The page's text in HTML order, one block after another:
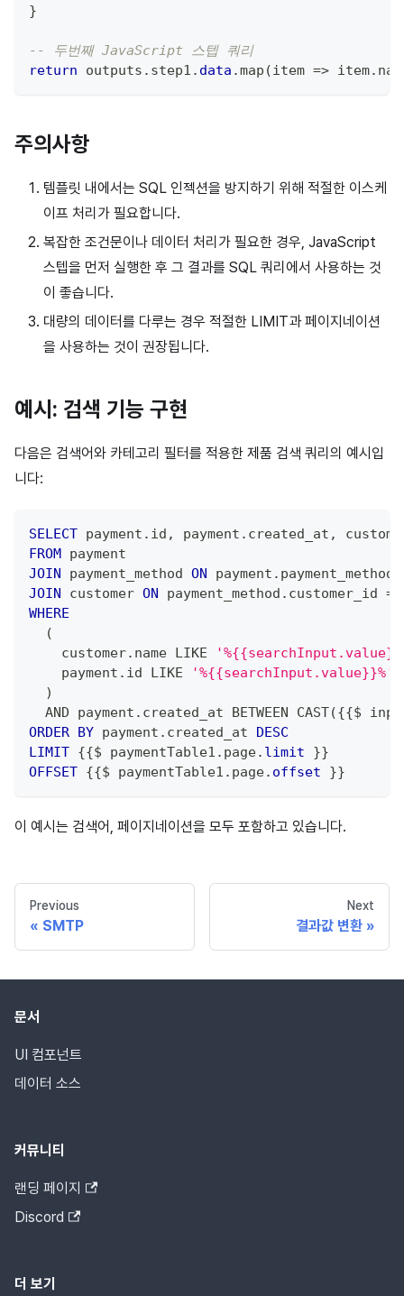
}
-- 두번째 JavaScript 스텝 쿼리
return outputs . step1 . data .map (item => item.
주의사항
템플릿 내에서는 SQL 인젝션을 방지하기 위해 적절한 이스케
이프 처리가 필요합니다.
복잡한 조건문이나 데이터 처리가 필요한 경우, JavaScript
스텝을 먼저 실행한 후 그 결과를 SQL 쿼리에서 사용하는 것
이 좋습니다.
대량의 데이터를 다루는 경우 적절한 LIMIT과 페이지네이션
을 사용하는 것이 권장됩니다.
예시: 검색 기능 구현
다음은 검색어와 카테고리 필터를 적용한 제품 검색 쿼리의 예시입
니다:
SELECT payment . id , payment . created_at ,
FROM payment
JOIN payment_method ON payment .
JOIN customer ON payment_method . customer_id =
WHERE
(
    customer
. name LIKE
    payment
. id LIKE
'%{{searchInput.value}}%'
)
AND payment . created_at BETWEEN CAST({{$
ORDER BY payment . created_at DESC
LIMIT {{$ paymentTable1 . page. limit }}
OFFSET {{$ paymentTable1 . page. offset }}
이 예시는 검색어, 페이지네이션을 모두 포함하고 있습니다.
Previous
SMTP
Next
결과값 변환
문서
UI 컴포넌트
데이터 소스
커뮤니티
랜딩 페이지
Discord
더 보기